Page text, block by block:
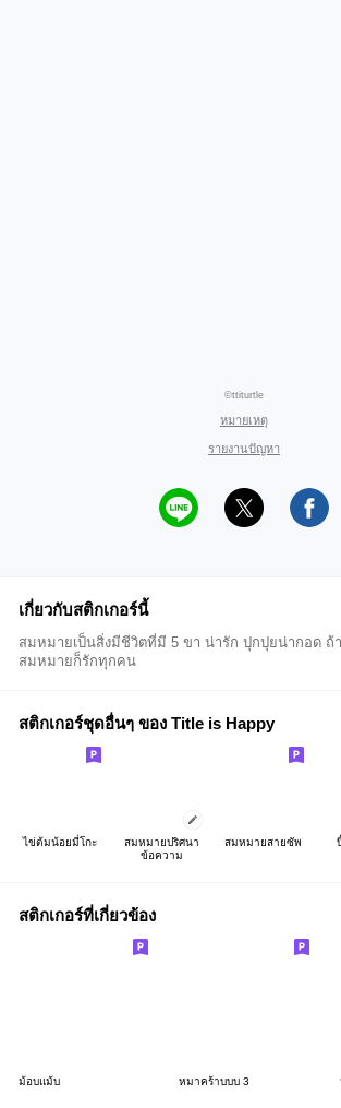
©ttiturtle
หมายเหตุ
รายงานปัญหา
เกี่ยวกับสติกเกอร์นี้
สมหมายเป็นสิ่งมีชีวิตที่มี 5 ขา น่ารัก ปุกปุยน่ากอด
สมหมายก็รักทุกคน
สติกเกอร์ชุดอื่นๆ ของ Title is Happy
ไข่ต้มน้อยมี่โกะ
สมหมายปริศนา
ข้อความ
สมหมายสายซัพ
สติกเกอร์ที่เกี่ยวข้อง
ม้อบแม้บ หมาคร้าบบบ 3